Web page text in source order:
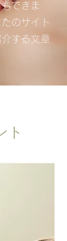
できま
のサイト
する文章
ト